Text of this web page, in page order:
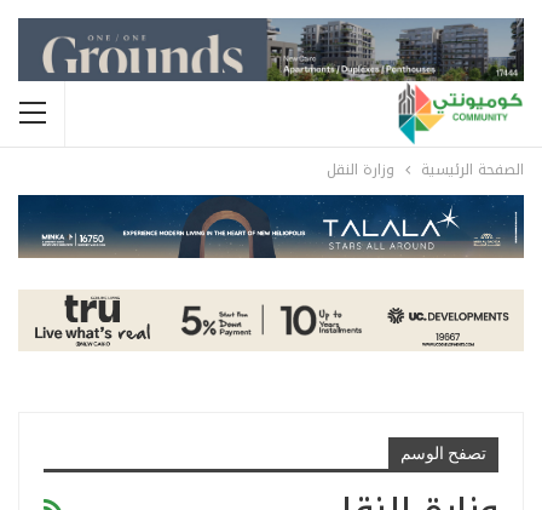
الصفحة الرئيسية وزارة النقل
تصفح الوسم